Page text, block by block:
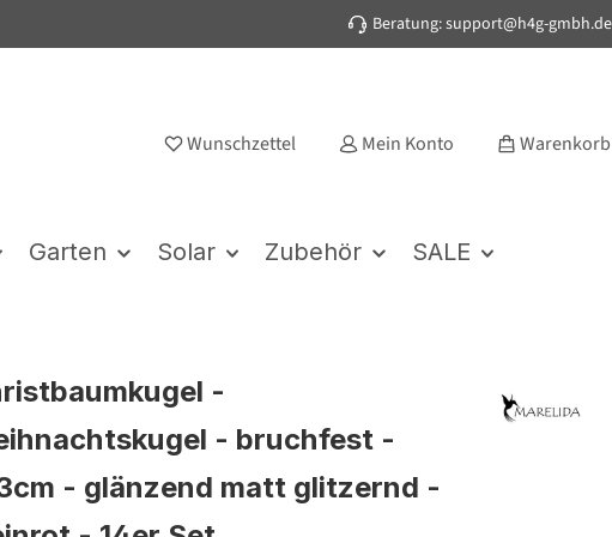
Beratung: support@h4g-gmbh.de
Wunschzettel Mein Konto Warenkorb
Garten Solar Zubehör SALE
-
- bruchfest -
- glänzend matt glitzernd -